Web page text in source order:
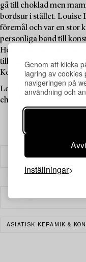
Genom att klicka
lagring av cookies
navigeringen på
användning och
Inställningar
gå till choklad men
bordsur i stället. Louise
föremål och var en stor
personliga band till
Hon författade
tillsammans med
Konsthistoria” som kom
Louise Lyberg har
chef, kollega och vän.
ASIATISK KERAMIK &